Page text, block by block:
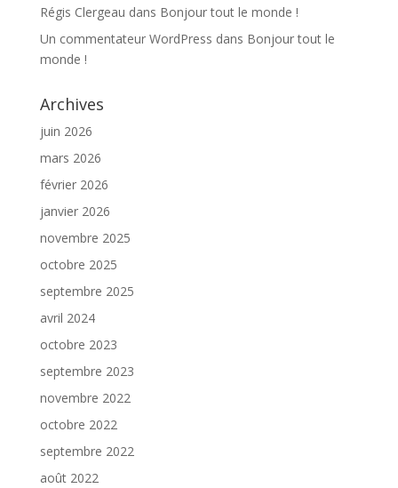
Régis Clergeau dans Bonjour tout le monde !
Un commentateur WordPress dans Bonjour tout le
monde !
Archives
juin 2026
mars 2026
février 2026
janvier 2026
novembre 2025
octobre 2025
septembre 2025
avril 2024
octobre 2023
septembre 2023
novembre 2022
octobre 2022
septembre 2022
août 2022